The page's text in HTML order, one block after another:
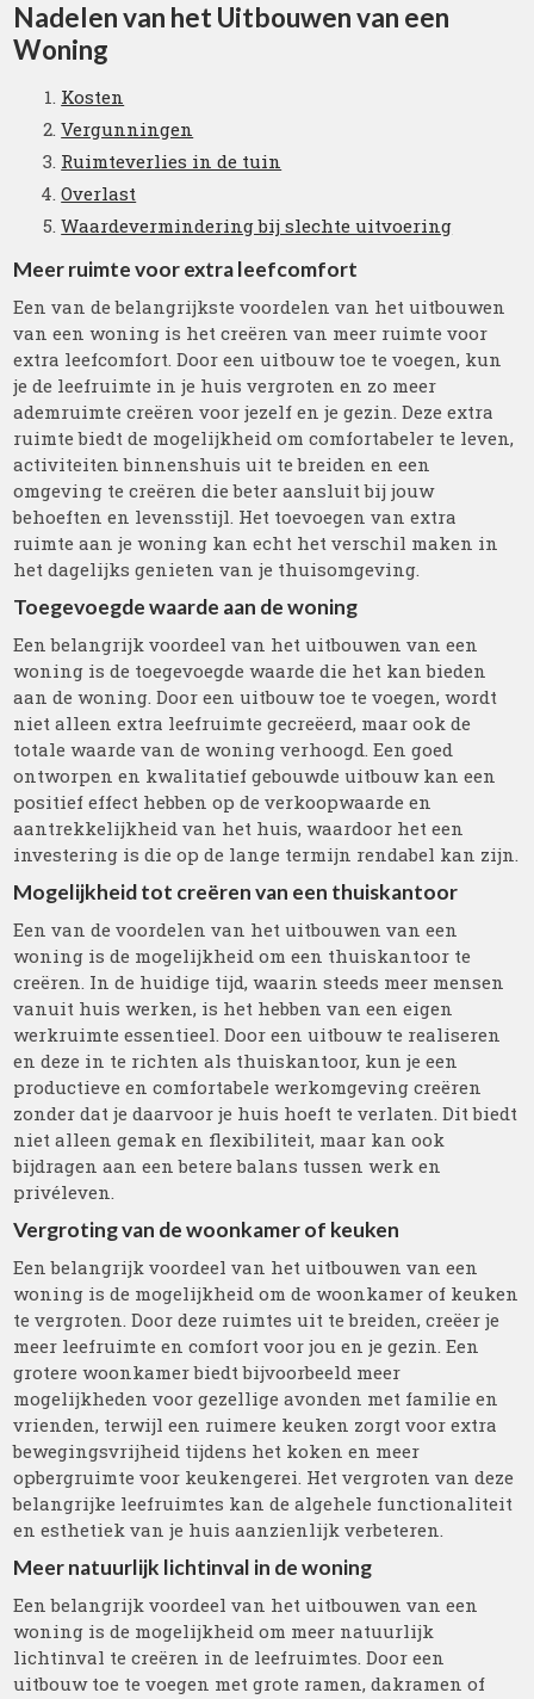
Nadelen van het Uitbouwen van een
Woning
Kosten
Vergunningen
Ruimteverlies in de tuin
Overlast
Waardevermindering bij slechte uitvoering
Meer ruimte voor extra leefcomfort
Een van de belangrijkste voordelen van het uitbouwen
van een woning is het creëren van meer ruimte voor
extra leefcomfort. Door een uitbouw toe te voegen, kun
je de leefruimte in je huis vergroten en zo meer
ademruimte creëren voor jezelf en je gezin. Deze extra
ruimte biedt de mogelijkheid om comfortabeler te leven,
activiteiten binnenshuis uit te breiden en een
omgeving te creëren die beter aansluit bij jouw
behoeften en levensstijl. Het toevoegen van extra
ruimte aan je woning kan echt het verschil maken in
het dagelijks genieten van je thuisomgeving.
Toegevoegde waarde aan de woning
Een belangrijk voordeel van het uitbouwen van een
woning is de toegevoegde waarde die het kan bieden
aan de woning. Door een uitbouw toe te voegen, wordt
niet alleen extra leefruimte gecreëerd, maar ook de
totale waarde van de woning verhoogd. Een goed
ontworpen en kwalitatief gebouwde uitbouw kan een
positief effect hebben op de verkoopwaarde en
aantrekkelijkheid van het huis, waardoor het een
investering is die op de lange termijn rendabel kan zijn.
Mogelijkheid tot creëren van een thuiskantoor
Een van de voordelen van het uitbouwen van een
woning is de mogelijkheid om een thuiskantoor te
creëren. In de huidige tijd, waarin steeds meer mensen
vanuit huis werken, is het hebben van een eigen
werkruimte essentieel. Door een uitbouw te realiseren
en deze in te richten als thuiskantoor, kun je een
productieve en comfortabele werkomgeving creëren
zonder dat je daarvoor je huis hoeft te verlaten. Dit biedt
niet alleen gemak en flexibiliteit, maar kan ook
bijdragen aan een betere balans tussen werk en
privéleven.
Vergroting van de woonkamer of keuken
Een belangrijk voordeel van het uitbouwen van een
woning is de mogelijkheid om de woonkamer of keuken
te vergroten. Door deze ruimtes uit te breiden, creëer je
meer leefruimte en comfort voor jou en je gezin. Een
grotere woonkamer biedt bijvoorbeeld meer
mogelijkheden voor gezellige avonden met familie en
vrienden, terwijl een ruimere keuken zorgt voor extra
bewegingsvrijheid tijdens het koken en meer
opbergruimte voor keukengerei. Het vergroten van deze
belangrijke leefruimtes kan de algehele functionaliteit
en esthetiek van je huis aanzienlijk verbeteren.
Meer natuurlijk lichtinval in de woning
Een belangrijk voordeel van het uitbouwen van een
woning is de mogelijkheid om meer natuurlijk
lichtinval te creëren in de leefruimtes. Door een
uitbouw toe te voegen met grote ramen, dakramen of